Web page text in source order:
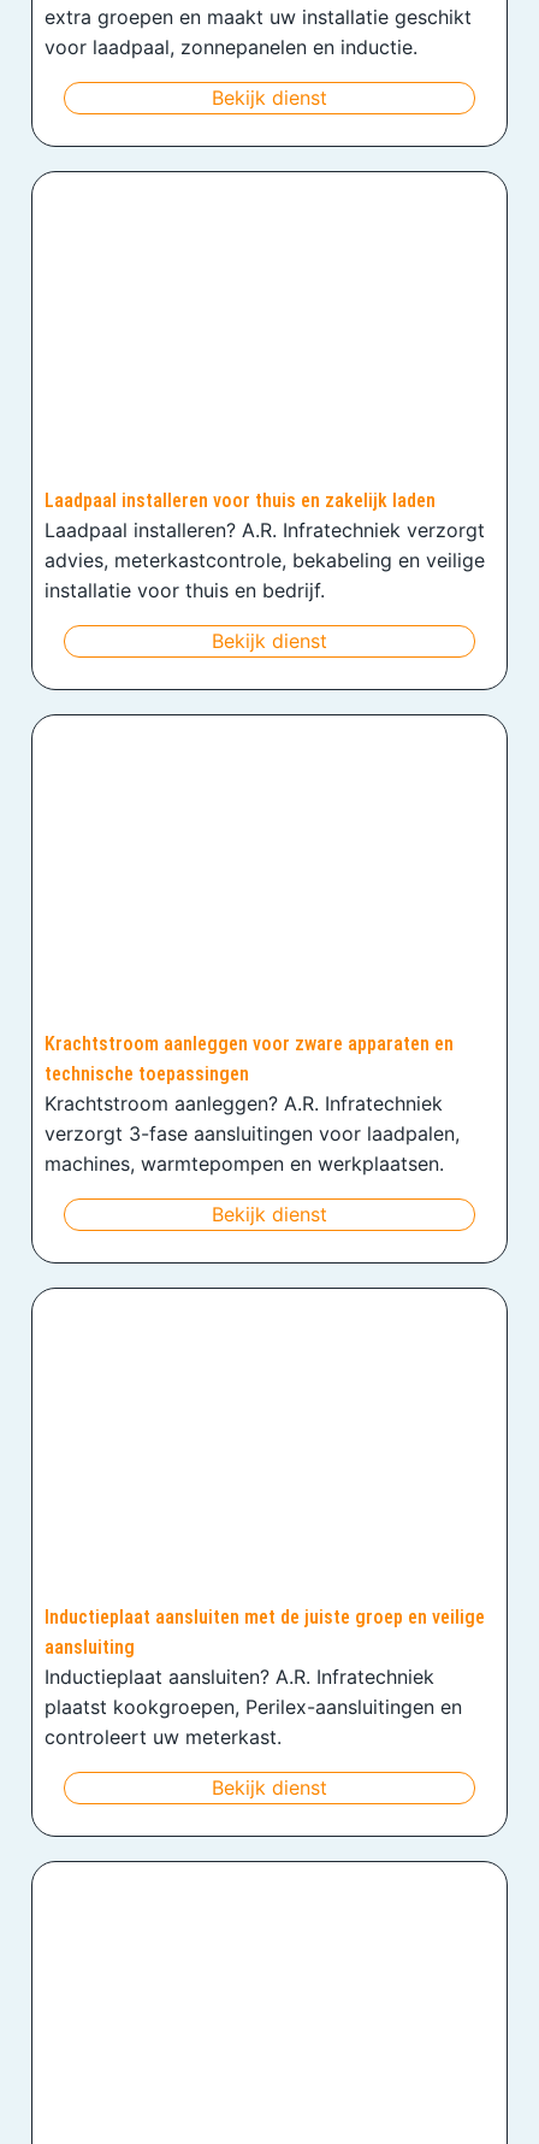
extra groepen en maakt uw installatie geschikt
voor laadpaal, zonnepanelen en inductie.
Bekijk dienst
Laadpaal installeren voor thuis en zakelijk laden
Laadpaal installeren? A.R. Infratechniek verzorgt
advies, meterkastcontrole, bekabeling en veilige
installatie voor thuis en bedrijf.
Bekijk dienst
Krachtstroom aanleggen voor zware apparaten en
technische toepassingen
Krachtstroom aanleggen? A.R. Infratechniek
verzorgt 3-fase aansluitingen voor laadpalen,
machines, warmtepompen en werkplaatsen.
Bekijk dienst
Inductieplaat aansluiten met de juiste groep en veilige
aansluiting
Inductieplaat aansluiten? A.R. Infratechniek
plaatst kookgroepen, Perilex-aansluitingen en
controleert uw meterkast.
Bekijk dienst